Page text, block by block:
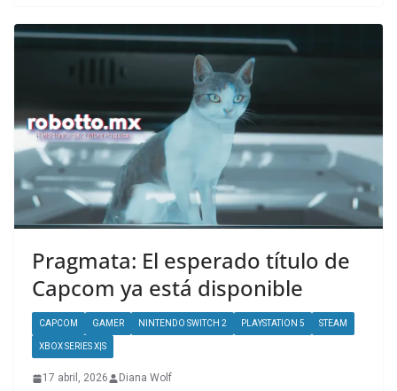
Pragmata: El esperado título de
Capcom ya está disponible
CAPCOM GAMER NINTENDO SWITCH 2 PLAYSTATION 5 STEAM
XBOX SERIES X|S
17 abril, 2026 Diana Wolf